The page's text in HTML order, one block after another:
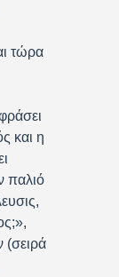
τώρα
και η
παλιό
(σειρά